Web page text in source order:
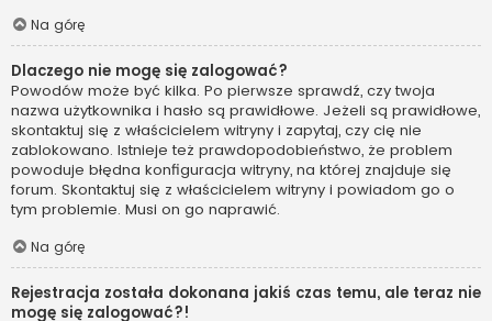
Na górę
Dlaczego nie mogę się zalogować?
Powodów może być kilka. Po pierwsze sprawdź, czy twoja
nazwa użytkownika i hasło są prawidłowe. Jeżeli są prawidłowe,
skontaktuj się z właścicielem witryny i zapytaj, czy cię nie
zablokowano. Istnieje też prawdopodobieństwo, że problem
powoduje błędna konfiguracja witryny, na której znajduje się
forum. Skontaktuj się z właścicielem witryny i powiadom go o
tym problemie. Musi on go naprawić.
Na górę
Rejestracja została dokonana jakiś czas temu, ale teraz nie
mogę się zalogować?!